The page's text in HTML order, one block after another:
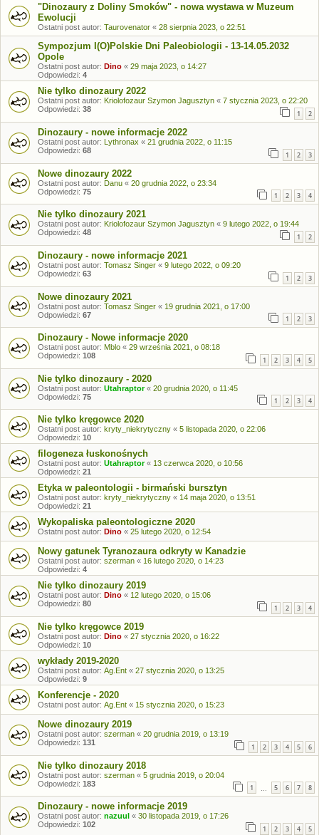
"Dinozaury z Doliny Smoków" - nowa wystawa w Muzeum
Ewolucji
Ostatni post autor: Taurovenator « 28 sierpnia 2023, o 22:51
Sympozjum I(O)Polskie Dni Paleobiologii - 13-14.05.2032
Opole
Ostatni post autor: Dino « 29 maja 2023, o 14:27
Odpowiedzi: 4
Nie tylko dinozaury 2022
Ostatni post autor: Kriolofozaur Szymon Jagusztyn « 7 stycznia 2023, o 22:20
Odpowiedzi: 38 1 2
Dinozaury - nowe informacje 2022
Ostatni post autor: Lythronax « 21 grudnia 2022, o 11:15
Odpowiedzi: 68 1 2 3
Nowe dinozaury 2022
Ostatni post autor: Danu « 20 grudnia 2022, o 23:34
Odpowiedzi: 75 1 2 3 4
Nie tylko dinozaury 2021
Ostatni post autor: Kriolofozaur Szymon Jagusztyn « 9 lutego 2022, o 19:44
Odpowiedzi: 48 1 2
Dinozaury - nowe informacje 2021
Ostatni post autor: Tomasz Singer « 9 lutego 2022, o 09:20
Odpowiedzi: 63 1 2 3
Nowe dinozaury 2021
Ostatni post autor: Tomasz Singer « 19 grudnia 2021, o 17:00
Odpowiedzi: 67 1 2 3
Dinozaury - Nowe informacje 2020
Ostatni post autor: Mblo « 29 września 2021, o 08:18
Odpowiedzi: 108 1 2 3 4 5
Nie tylko dinozaury - 2020
Ostatni post autor: Utahraptor« 20 grudnia 2020, o 11:45
Odpowiedzi: 75 1 2 3 4
Nie tylko kręgowce 2020
Ostatni post autor: kryty_niekrytyczny « 5 listopada 2020, o 22:06
Odpowiedzi: 10
filogeneza łuskonośnych
Ostatni post autor: Utahraptor« 13 czerwca 2020, o 10:56
Odpowiedzi: 21
Etyka w paleontologii - birmański bursztyn
Ostatni post autor: kryty_niekrytyczny « 14 maja 2020, o 13:51
Odpowiedzi: 21
Wykopaliska paleontologiczne 2020
Ostatni post autor: Dino « 25 lutego 2020, o 12:54
Nowy gatunek Tyranozaura odkryty w Kanadzie
Ostatni post autor: szerman « 16 lutego 2020, o 14:23
Odpowiedzi: 4
Nie tylko dinozaury 2019
Ostatni post autor: Dino « 12 lutego 2020, o 15:06
Odpowiedzi: 80 1 2 3 4
Nie tylko kręgowce 2019
Ostatni post autor: Dino « 27 stycznia 2020, o 16:22
Odpowiedzi: 10
wykłady 2019-2020
Ostatni post autor: Ag.Ent « 27 stycznia 2020, o 13:25
Odpowiedzi: 9
Konferencje - 2020
Ostatni post autor: Ag.Ent « 15 stycznia 2020, o 15:23
Nowe dinozaury 2019
Ostatni post autor: szerman « 20 grudnia 2019, o 13:19
Odpowiedzi: 131 1 2 3 4 5 6
Nie tylko dinozaury 2018
Ostatni post autor: szerman « 5 grudnia 2019, o 20:04
Odpowiedzi: 183 1 5 6 7 8
Dinozaury - nowe informacje 2019
Ostatni post autor: nazuul « 30 listopada 2019, o 17:26
Odpowiedzi: 102 1 2 3 4 5